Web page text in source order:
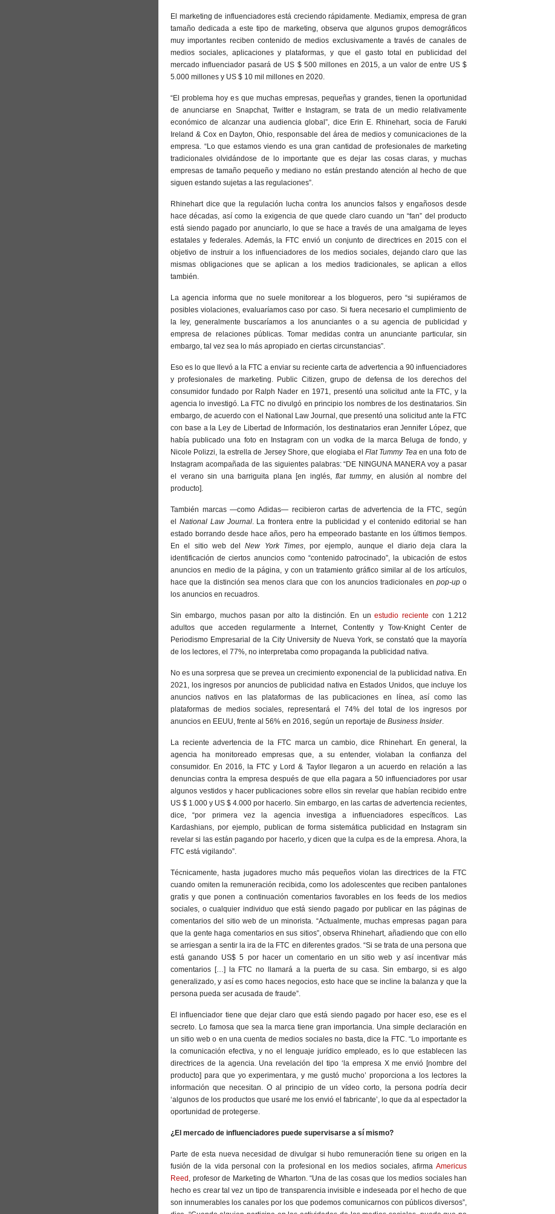
El marketing de influenciadores está creciendo rápidamente. Mediamix, empresa de gran
tamaño dedicada a este tipo de marketing, observa que algunos grupos demográficos
muy importantes reciben contenido de medios exclusivamente a través de canales de
medios sociales, aplicaciones y plataformas, y que el gasto total en publicidad del
mercado influenciador pasará de US $ 500 millones en 2015, a un valor de entre US $
5.000 millones y US $ 10 mil millones en 2020.
“El problema hoy es que muchas empresas, pequeñas y grandes, tienen la oportunidad
de anunciarse en Snapchat, Twitter e Instagram, se trata de un medio relativamente
económico de alcanzar una audiencia global”, dice Erin E. Rhinehart, socia de Faruki
Ireland & Cox en Dayton, Ohio, responsable del área de medios y comunicaciones de la
empresa. “Lo que estamos viendo es una gran cantidad de profesionales de marketing
tradicionales olvidándose de lo importante que es dejar las cosas claras, y muchas
empresas de tamaño pequeño y mediano no están prestando atención al hecho de que
siguen estando sujetas a las regulaciones”.
Rhinehart dice que la regulación lucha contra los anuncios falsos y engañosos desde
hace décadas, así como la exigencia de que quede claro cuando un “fan” del producto
está siendo pagado por anunciarlo, lo que se hace a través de una amalgama de leyes
estatales y federales. Además, la FTC envió un conjunto de directrices en 2015 con el
objetivo de instruir a los influenciadores de los medios sociales, dejando claro que las
mismas obligaciones que se aplican a los medios tradicionales, se aplican a ellos
también.
La agencia informa que no suele monitorear a los blogueros, pero “si supiéramos de
posibles violaciones, evaluaríamos caso por caso. Si fuera necesario el cumplimiento de
la ley, generalmente buscaríamos a los anunciantes o a su agencia de publicidad y
empresa de relaciones públicas. Tomar medidas contra un anunciante particular, sin
embargo, tal vez sea lo más apropiado en ciertas circunstancias”.
Eso es lo que llevó a la FTC a enviar su reciente carta de advertencia a 90 influenciadores
y profesionales de marketing. Public Citizen, grupo de defensa de los derechos del
consumidor fundado por Ralph Nader en 1971, presentó una solicitud ante la FTC, y la
agencia lo investigó. La FTC no divulgó en principio los nombres de los destinatarios. Sin
embargo, de acuerdo con el National Law Journal, que presentó una solicitud ante la FTC
con base a la Ley de Libertad de Información, los destinatarios eran Jennifer López, que
había publicado una foto en Instagram con un vodka de la marca Beluga de fondo, y
Nicole Polizzi, la estrella de Jersey Shore, que elogiaba elFlat Tummy Teaen una foto de
Instagram acompañada de las siguientes palabras: “DE NINGUNA MANERA voy a pasar
el verano sin una barriguita plana [en inglés, flat tummy, en alusión al nombre del
producto].
También marcas —como Adidas— recibieron cartas de advertencia de la FTC, según
el National Law Journal. La frontera entre la publicidad y el contenido editorial se han
estado borrando desde hace años, pero ha empeorado bastante en los últimos tiempos.
En el sitio web delNew York Times, por ejemplo, aunque el diario deja clara la
identificación de ciertos anuncios como “contenido patrocinado”, la ubicación de estos
anuncios en medio de la página, y con un tratamiento gráfico similar al de los artículos,
hace que la distinción sea menos clara que con los anuncios tradicionales en pop-upo
los anuncios en recuadros.
Sin embargo, muchos pasan por alto la distinción. En unestudio reciente con 1.212
adultos que acceden regularmente a Internet, Contently y Tow-Knight Center de
Periodismo Empresarial de la City University de Nueva York, se constató que la mayoría
de los lectores, el 77%, no interpretaba como propaganda la publicidad nativa.
No es una sorpresa que se prevea un crecimiento exponencial de la publicidad nativa. En
2021, los ingresos por anuncios de publicidad nativa en Estados Unidos, que incluye los
anuncios nativos en las plataformas de las publicaciones en línea, así como las
plataformas de medios sociales, representará el 74% del total de los ingresos por
anuncios en EEUU, frente al 56% en 2016, según un reportaje de Business Insider.
La reciente advertencia de la FTC marca un cambio, dice Rhinehart. En general, la
agencia ha monitoreado empresas que, a su entender, violaban la confianza del
consumidor. En 2016, la FTC y Lord & Taylor llegaron a un acuerdo en relación a las
denuncias contra la empresa después de que ella pagara a 50 influenciadores por usar
algunos vestidos y hacer publicaciones sobre ellos sin revelar que habían recibido entre
US $ 1.000 y US $ 4.000 por hacerlo. Sin embargo, en las cartas de advertencia recientes,
dice, “por primera vez la agencia investiga a influenciadores específicos. Las
Kardashians, por ejemplo, publican de forma sistemática publicidad en Instagram sin
revelar si las están pagando por hacerlo, y dicen que la culpa es de la empresa. Ahora, la
FTC está vigilando”.
Técnicamente, hasta jugadores mucho más pequeños violan las directrices de la FTC
cuando omiten la remuneración recibida, como los adolescentes que reciben pantalones
gratis y que ponen a continuación comentarios favorables en los feeds de los medios
sociales, o cualquier individuo que está siendo pagado por publicar en las páginas de
comentarios del sitio web de un minorista. “Actualmente, muchas empresas pagan para
que la gente haga comentarios en sus sitios”, observa Rhinehart, añadiendo que con ello
se arriesgan a sentir la ira de la FTC en diferentes grados. “Si se trata de una persona que
está ganando US$ 5 por hacer un comentario en un sitio web y así incentivar más
comentarios […] la FTC no llamará a la puerta de su casa. Sin embargo, si es algo
generalizado, y así es como haces negocios, esto hace que se incline la balanza y que la
persona pueda ser acusada de fraude”.
El influenciador tiene que dejar claro que está siendo pagado por hacer eso, ese es el
secreto. Lo famosa que sea la marca tiene gran importancia. Una simple declaración en
un sitio web o en una cuenta de medios sociales no basta, dice la FTC. “Lo importante es
la comunicación efectiva, y no el lenguaje jurídico empleado, es lo que establecen las
directrices de la agencia. Una revelación del tipo ‘la empresa X me envió [nombre del
producto] para que yo experimentara, y me gustó mucho’ proporciona a los lectores la
información que necesitan. O al principio de un vídeo corto, la persona podría decir
‘algunos de los productos que usaré me los envió el fabricante’, lo que da al espectador la
oportunidad de protegerse.
¿El mercado de influenciadores puede supervisarse a sí mismo?
Parte de esta nueva necesidad de divulgar si hubo remuneración tiene su origen en la
fusión de la vida personal con la profesional en los medios sociales, afirma Americus
Reed , profesor de Marketing de Wharton. “Una de las cosas que los medios sociales han
hecho es crear tal vez un tipo de transparencia invisible e indeseada por el hecho de que
son innumerables los canales por los que podemos comunicarnos con públicos diversos”,